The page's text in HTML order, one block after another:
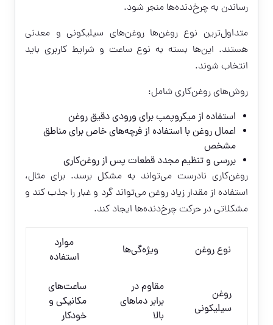
رساندن به چرخ‌دنده‌ها منجر شود.
متداول‌ترین نوع روغن‌ها روغن‌های سیلیکونی و معدنی
هستند. این‌ها بسته به نوع ساعت و شرایط کاربری باید
انتخاب شوند.
روش‌های روغن‌کاری شامل:
استفاده از میکروپمپ برای ورودی دقیق روغن
اعمال روغن با استفاده از فرچه‌های خاص برای مناطق
مشخص
بررسی و تنظیم مجدد قطعات پس از روغن‌کاری
روغن‌کاری نادرست می‌تواند به مشکل برسد. برای مثال،
استفاده از مقدار زیاد روغن می‌تواند گرد و غبار را جذب کند و
مشکلاتی در حرکت چرخ‌دنده‌ها ایجاد کند.
نوع روغن ویژه‌گی‌ها
موارد
استفاده
روغن
سیلیکونی
مقاوم در
برابر دماهای
بالا
ساعت‌های
مکانیکی و
خودکار